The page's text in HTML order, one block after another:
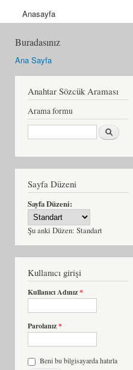
Anasayfa
Buradasınız
Ana Sayfa
Anahtar Sözcük Araması
Arama formu
Ara
Sayfa Düzeni
Sayfa Düzeni:
Şu anki Düzen: Standart
Kullanıcı girişi
Kullanıcı Adınız*
Parolanız*
Beni bu bilgisayarda hatırla